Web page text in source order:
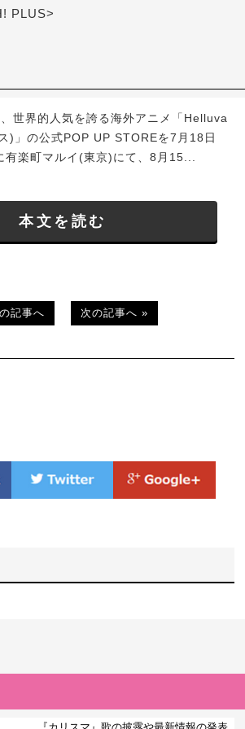
PLUS>
世界的人気を誇る海外アニメ「Helluva
)」の公式POP UP STOREを7月18日
楽町マルイ(東京)にて、8月15...
本文を読む
記事へ 次の記事へ »